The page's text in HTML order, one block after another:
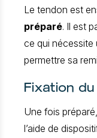
Le tendon est
préparé. Il est
ce qui nécessite
permettre sa
Fixation
Une fois
l’aide de